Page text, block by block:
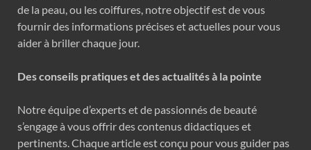
de la peau, ou les coiffures, notre objectif est de vous
fournir des informations précises et actuelles pour vous
aider à briller chaque jour.
Des conseils pratiques et des actualités à la pointe
Notre équipe d’experts et de passionnés de beauté
s’engage à vous offrir des contenus didactiques et
pertinents. Chaque article est conçu pour vous guider pas